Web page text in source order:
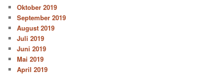
Oktober 2019
September 2019
August 2019
Juli 2019
Juni 2019
Mai 2019
April 2019